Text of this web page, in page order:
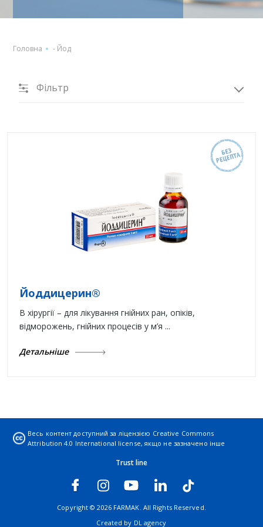
Головна - Йод
Фільтр
Йоддицерин®
В хірургії – для лікування гнійних ран, опіків,
відморожень, гнійних процесів у м’я ...
Детальніше
Весь контент доступний за ліцензією Creative Commons
Attribution 4.0 International license, якщо не зазначено інше
Trust line
Copyright © 2026 FARMAK. All Rights Reserved.
Created by DL agency